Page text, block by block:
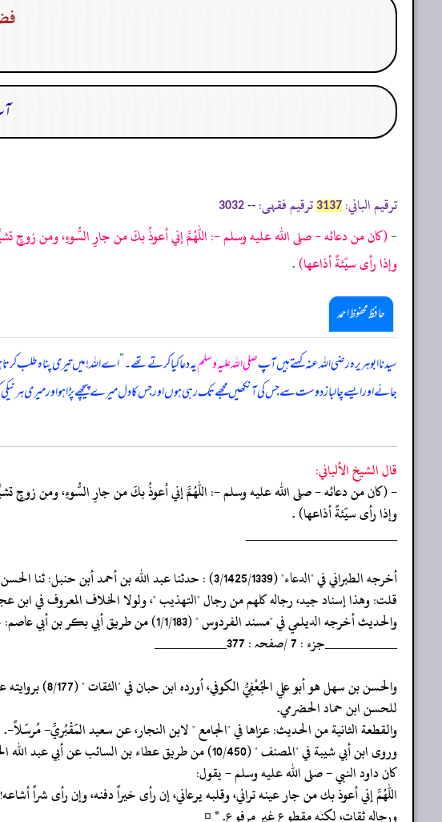
ترقیم الباني: 3137 ترقیم فقہی: --
3032
-(كان من دعائه - صلى الله عليه وسلم -: اللهمَّ إني أعوذُ بكَ من جارِ السُّوءِ، ومن زوجٍ
وإذا رأى سيّئةً أذاعها).
حافظ محفوظ احمد
سیدنا ابوہریرہ رضی اللہ عنہ کہتے ہیں آپصلی اللہ علیہ وسلمیہ دعا کیا کرتے تھے۔”اے اللہ! میں تیری پناہ طلب
جائے اور ایسے چالباز دوست سے جس کی آنکھیں مجھے تک رہی ہوں اور جس کا دل میرے پیچھے پڑا ہو اور میری ہر نیکی
قال الشيخ الألباني:
- (كان من دعائه - صلى الله عليه وسلم -: اللهمَّ إني أعوذُ بكَ من جارِ السُّوءِ، ومن زوجٍ
وإذا رأى سيّئةً أذاعها) .
‏‏‏‏_____________________
‏‏‏‏أخرجه الطبراني في "الدعاء" (3/1425/1339) : حدثنا عبد الله بن أحمد أبن حنبل: ثنا الحسن بن حماد الحضرمي: ثنا أبو خالد الأحمر عن محمد بن عجلان عن سعيد المقبري عن أبي هريرة رضي الله عنه قال ... فذكره.
‏‏‏‏قلت: وهذا إسناد جيد، رجاله كلهم من رجال "التهذيب "، ولولا الخلاف المعروف في
‏‏‏‏والحديث أخرجه الديلمي في "مسند الفردوس " (1/1/183) من طريق أبي بكر بن أبي عاصم: حدثنا الحسن بن سهل: حدثنا أبو خالد الأحمر به مقتصراً على الشطر الثاني منه، بلفظ: "اللهم إني أعوذ بك من خليلٍ ماكرٍ ... " إلخ.
‏‏‏‏__________جزء : 7 /صفحہ : 377__________
‏‏‏‏والحسن بن سهل
للحسن ابن حماد الحضرمي.
‏‏‏‏والقطعة الثانية من الحديث: عزاها في "الجامع " لابن النجار، عن سعيد المَقْبُريِّ- مُرسَلاً-.
‏‏‏‏وروى ابن أبي شيبة في "المصنف " (10/450) من طريق عطاء بن السائب عن أبي عبد الله الجدلي قال:
‏‏‏‏كان داود النبي - صلى الله عليه وسلم - يقول:
‏‏‏‏اللهم إني أعوذ بك من جار عينه تراني، وقلبه يرعاني، إن رأى خيراً دفنه، وإن رأى شراً أشاعه!
‏‏‏‏ورجاله ثقات، لكنه مقطوع غير مرفوع. * ¤